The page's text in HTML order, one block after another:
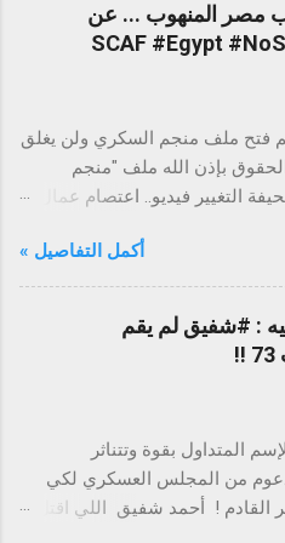
مصر المنهوب ... عن
فتح ملف منجم السكري ولن يغلق
الحقوق بإذن الله ملف "منجم
التغيير فيديو.. اعتصام عمال
الذهب - ملف حقوق العمال
عدلي فايد بذهب مصر
إضراب لكل عمال منجم
جبل السكري ؟ جبل السكري هو
منذ عهد الفراعنة، وقد توقف
استغلاله عام 1958 لانعدام الجدوى الاقتصادية
في العروق الباقية بالنسبة
أكمل التفاصيل »
: #شفيق لم يقم
المتداول بقوة وتتناثر
من المجلس العسكري لكي
! أحمد شفيق اللي اقتل